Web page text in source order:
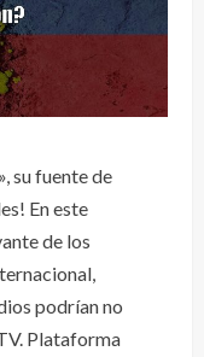
su fuente de
En este
de los
podrían no
Plataforma